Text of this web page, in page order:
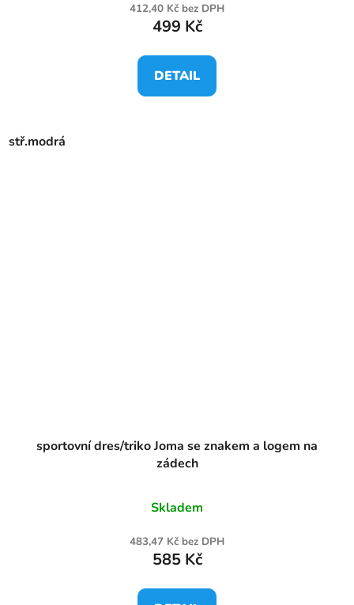
412,40 Kč bez DPH
499 Kč
DETAIL
stř.modrá
sportovní dres/triko Joma se znakem a logem na
zádech
Skladem
483,47 Kč bez DPH
585 Kč